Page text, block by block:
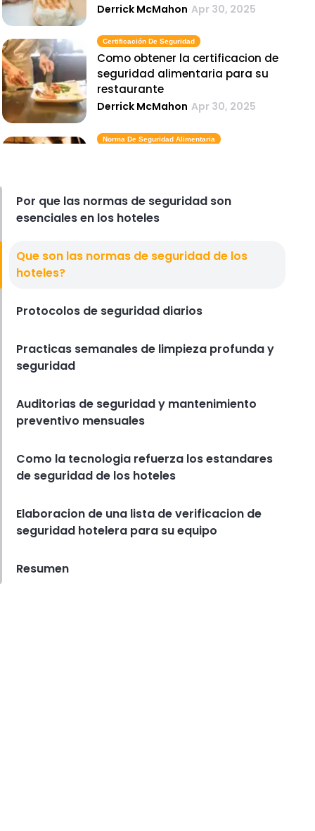
Derrick McMahon Apr 30, 2025
Certificación De Seguridad
Como obtener la certificacion de
seguridad alimentaria para su
restaurante
Derrick McMahon Apr 30, 2025
Norma De Seguridad Alimentaria
alimentaria
Derrick McMahon
Herramientas digitales para
normas de seguridad
Derrick McMahon Apr 30, 2025
Por que las normas de seguridad son
esenciales en los hoteles
Que son las normas de seguridad de los
hoteles?
Protocolos de seguridad diarios
Practicas semanales de limpieza profunda y
seguridad
Auditorias de seguridad y mantenimiento
preventivo mensuales
Como la tecnologia refuerza los estandares
de seguridad de los hoteles
Elaboracion de una lista de verificacion de
seguridad hotelera para su equipo
Resumen